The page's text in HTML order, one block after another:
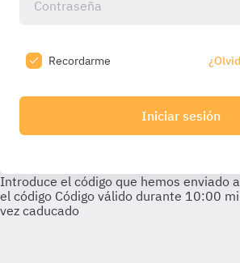
Recordarme
Iniciar sesión
Introduce el código que hemos enviado
el código Código válido durante 10:00
vez caducado